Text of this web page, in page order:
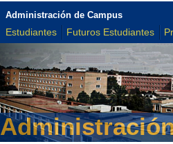
Administración de Campus
Estudiantes Futuros Estudiantes